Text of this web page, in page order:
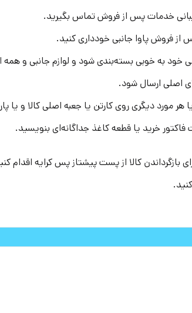
خدمات پس از فروش تماس بگیرید.
از فروش پاوا جانبی خودداری کنید.
خود به ‏خوبی بسته‌بندی شود و لوازم جانبی و همه
اصلی ارسال شود.
مورد دیگری روی کارتن یا جعبه اصلی کالا و یا
خرید یا قطعه کاغذ جداگانه‌ای بنویسید.
بازگرداندن کالا از پست پیشتاز پس کرایه اقدام